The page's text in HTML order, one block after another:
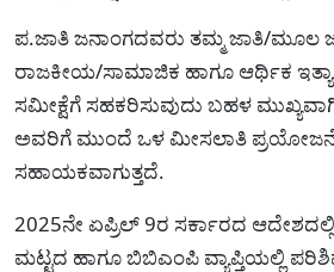
ಪ.ಜಾತಿ ಜನಾಂಗದವರು ತಮ್ಮ ಜಾತಿ/ಮೂಲ
ರಾಜಕೀಯ/ಸಾಮಾಜಿಕ ಹಾಗೂ ಆರ್ಥಿಕ
ಸಮೀಕ್ಷೆಗೆ ಸಹಕರಿಸುವುದು ಬಹಳ
ಅವರಿಗೆ ಮುಂದೆ ಒಳ ಮೀಸಲಾತಿ
ಸಹಾಯಕವಾಗುತ್ತದೆ.
2025ನೇ ಏಪ್ರಿಲ್ 9ರ ಸರ್ಕಾರದ ಆದೇಶದಲ್ಲಿ
ಮಟ್ಟದ ಹಾಗೂ ಬಿಬಿಎಂಪಿ ವ್ಯಾಪ್ತಿಯಲ್ಲಿ